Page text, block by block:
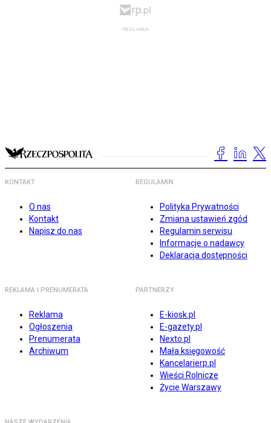
KONTAKT
O nas
Kontakt
Napisz do nas
REGULAMIN
Polityka Prywatności
Zmiana ustawień zgód
Regulamin serwisu
Informacje o nadawcy
Deklaracja dostępności
REKLAMA I PRENUMERATA
Reklama
Ogłoszenia
Prenumerata
Archiwum
PARTNERZY
E-kiosk.pl
E-gazety.pl
Nexto.pl
Mała księgowość
Kancelarierp.pl
Wieści Rolnicze
Życie Warszawy